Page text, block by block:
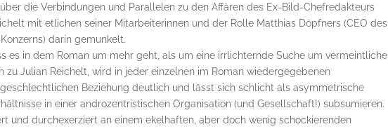
die Verbindungen und Parallelen zu den Affären des Ex-Bild-Chefredakteurs
mit etlichen seiner Mitarbeiterinnen und der Rolle Matthias Döpfners (CEO des
darin gemunkelt.
es in dem Roman um mehr geht, als um eine irrlichternde Suche um vermeintliche
zu Julian Reichelt, wird in jeder einzelnen im Roman wiedergegebenen
Beziehung deutlich und lässt sich schlicht als asymmetrische
in einer androzentristischen Organisation (und Gesellschaft!) subsumieren.
und durchexerziert an einem ekelhaften, aber doch wenig schockierenden